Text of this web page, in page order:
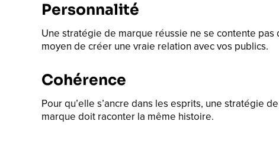
Personnalité
Une stratégie de marque réussie ne se contente
moyen de créer une vraie relation avec vos publics.
Cohérence
Pour qu’elle s’ancre dans les esprits, une stratégie
marque doit raconter la même histoire.